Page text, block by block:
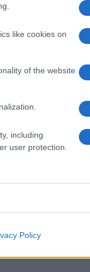
like cookies on
of the website
including
user protection.
Policy
|Segnala